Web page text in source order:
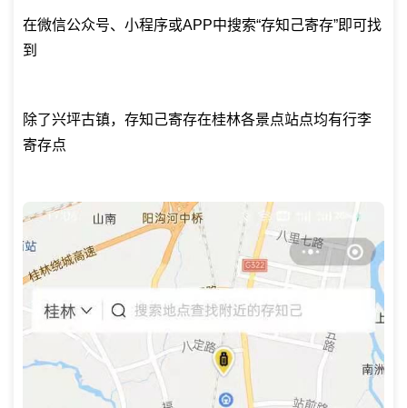
在微信公众号、小程序或APP中搜索“存知己寄存”即可找
到
除了兴坪古镇，存知己寄存在桂林各景点站点均有行李
寄存点